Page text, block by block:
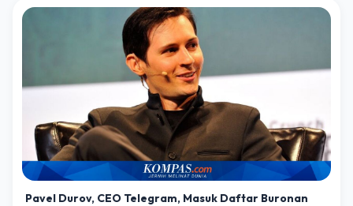
Pavel Durov, CEO Telegram, Masuk Daftar Buronan